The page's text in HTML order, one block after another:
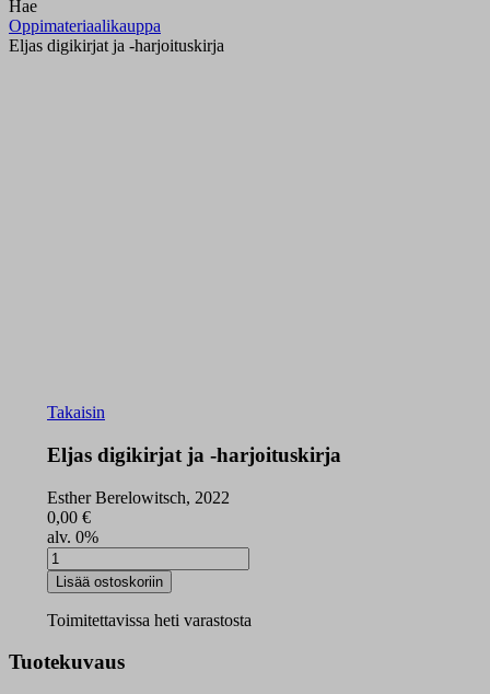
Hae
Oppimateriaalikauppa
Eljas digikirjat ja -harjoituskirja
Takaisin
Eljas digikirjat ja -harjoituskirja
Esther Berelowitsch, 2022
0,00 €
alv. 0%
Eljas
digikirjat
ja
-
määrä
Lisää ostoskoriin
Toimitettavissa heti varastosta
Tuotekuvaus